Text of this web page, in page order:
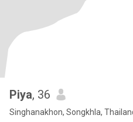
Piya, 36
Singhanakhon, Songkhla,